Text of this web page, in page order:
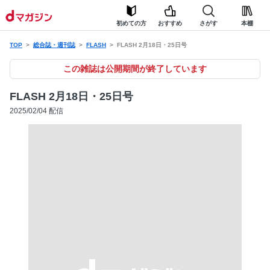
初めての方 おすすめ さがす 本棚
TOP 総合誌・週刊誌 FLASH FLASH 2月18日・25日号
この雑誌は公開期間が終了しています
FLASH 2月18日・25日号
2025/02/04 配信